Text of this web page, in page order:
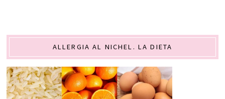
ALLERGIA AL NICHEL. LA DIETA